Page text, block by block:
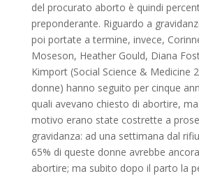
del procurato aborto è quindi
preponderante. Riguardo a
poi portate a termine, invece,
Moseson, Heather Gould, Diana
Kimport (Social Science & Medicine
donne) hanno seguito per cinque
quali avevano chiesto di abortire,
motivo erano state costrette a
gravidanza: ad una settimana dal
65% di queste donne avrebbe
abortire; ma subito dopo il parto la